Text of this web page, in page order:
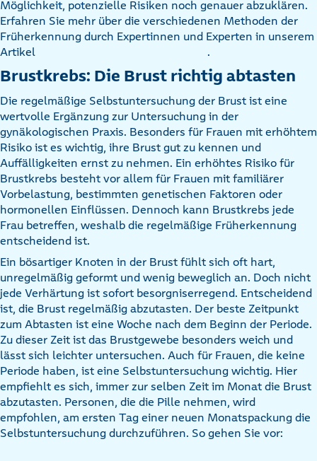
Möglichkeit, potenzielle Risiken noch genauer abzuklären.
Erfahren Sie mehr über die verschiedenen Methoden der
Früherkennung durch Expertinnen und Experten in unserem
Artikel
.
Brustkrebs: Die Brust richtig abtasten
Die regelmäßige Selbstuntersuchung der Brust ist eine
wertvolle Ergänzung zur Untersuchung in der
gynäkologischen Praxis. Besonders für Frauen mit erhöhtem
Risiko ist es wichtig, ihre Brust gut zu kennen und
Auffälligkeiten ernst zu nehmen. Ein erhöhtes Risiko für
Brustkrebs besteht vor allem für Frauen mit familiärer
Vorbelastung, bestimmten genetischen Faktoren oder
hormonellen Einflüssen. Dennoch kann Brustkrebs jede
Frau betreffen, weshalb die regelmäßige Früherkennung
entscheidend ist.
Ein bösartiger Knoten in der Brust fühlt sich oft hart,
unregelmäßig geformt und wenig beweglich an. Doch nicht
jede Verhärtung ist sofort besorgniserregend. Entscheidend
ist, die Brust regelmäßig abzutasten. Der beste Zeitpunkt
zum Abtasten ist eine Woche nach dem Beginn der Periode.
Zu dieser Zeit ist das Brustgewebe besonders weich und
lässt sich leichter untersuchen. Auch für Frauen, die keine
Periode haben, ist eine Selbstuntersuchung wichtig. Hier
empfiehlt es sich, immer zur selben Zeit im Monat die Brust
abzutasten. Personen, die die Pille nehmen, wird
empfohlen, am ersten Tag einer neuen Monatspackung die
Selbstuntersuchung durchzuführen. So gehen Sie vor: